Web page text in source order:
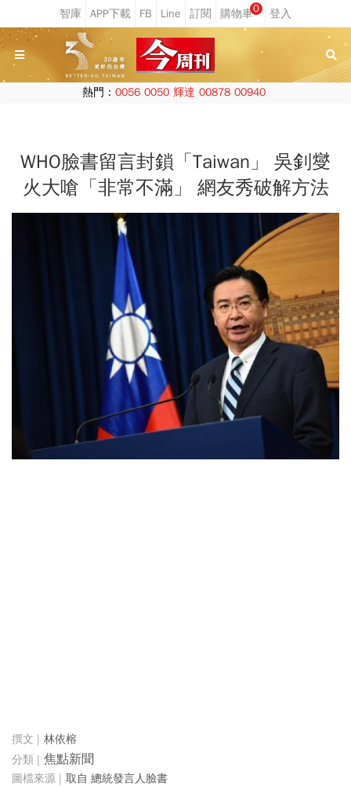
0
熱門： 0056 0050 輝達 00878 00940
WHO臉書留言封鎖「Taiwan」 吳釗燮
火大嗆「非常不滿」 網友秀破解方法
林依榕
焦點新聞
取自 總統發言人臉書